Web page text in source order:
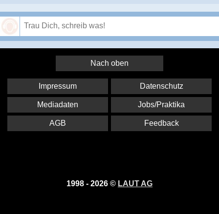
Nach oben
1998 - 2026 © LAUT AG
Impressum Datenschutz
Mediadaten Jobs/Praktika
AGB Feedback